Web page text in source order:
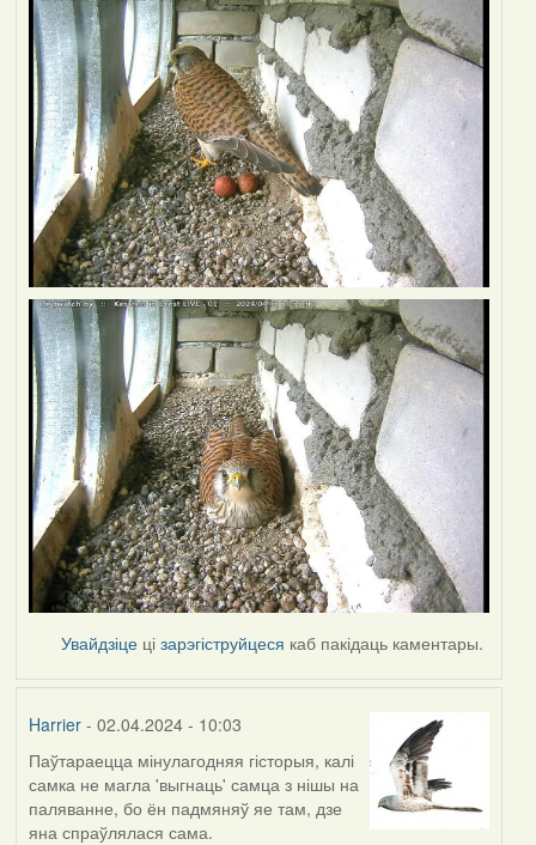
Увайдзіце цізарэгіструйцеся каб пакідаць каментары.
Harrier- 02.04.2024 - 10:03
Паўтараецца мінулагодняя гісторыя, калі
самка не магла 'выгнаць' самца з нішы на
паляванне, бо ён падмяняў яе там, дзе
яна спраўлялася сама.